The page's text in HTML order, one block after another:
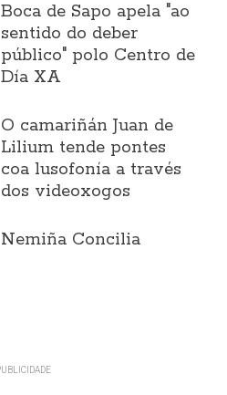
Boca de Sapo apela "ao
sentido do deber
público" polo Centro de
Día XA
O camariñán Juan de
Lilium tende pontes
coa lusofonía a través
dos videoxogos
Nemiña Concilia